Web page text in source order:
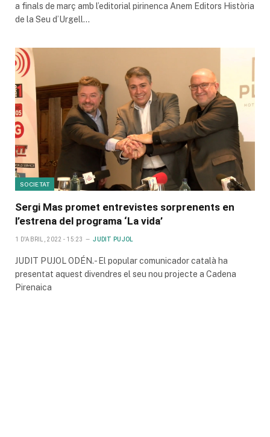
a finals de març amb l’editorial pirinenca Anem Editors Història
de la Seu d’Urgell…
SOCIETAT
Sergi Mas promet entrevistes sorprenents en
l’estrena del programa ‘La vida’
1 D'ABRIL, 2022 - 15:23 JUDIT PUJOL
JUDIT PUJOL ODÉN.- El popular comunicador català ha
presentat aquest divendres el seu nou projecte a Cadena
Pirenaica